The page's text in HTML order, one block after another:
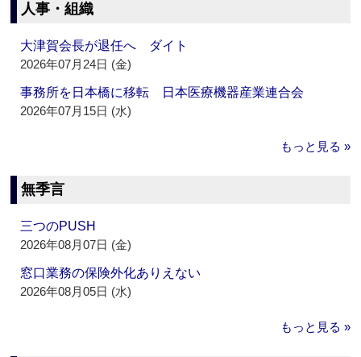
人事・組織
大津賀会長が退任へ ダイト
2026年07月24日 (金)
事務所を日本橋に移転 日本医療機器産業連合会
2026年07月15日 (水)
もっと見る »
無季言
三つのPUSH
2026年08月07日 (金)
窓口業務の保険外化ありえない
2026年08月05日 (水)
もっと見る »